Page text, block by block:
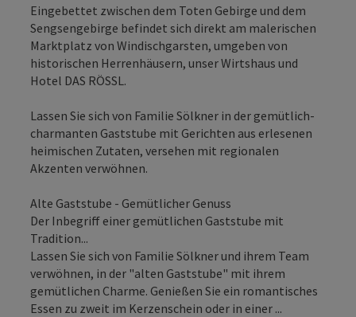
Eingebettet zwischen dem Toten Gebirge und dem
Sengsengebirge befindet sich direkt am malerischen
Marktplatz von Windischgarsten, umgeben von
historischen Herrenhäusern, unser Wirtshaus und
Hotel DAS RÖSSL.
Lassen Sie sich von Familie Sölkner in der gemütlich-
charmanten Gaststube mit Gerichten aus erlesenen
heimischen Zutaten, versehen mit regionalen
Akzenten verwöhnen.
Alte Gaststube - Gemütlicher Genuss
Der Inbegriff einer gemütlichen Gaststube mit
Tradition...
Lassen Sie sich von Familie Sölkner und ihrem Team
verwöhnen, in der "alten Gaststube" mit ihrem
gemütlichen Charme. Genießen Sie ein romantisches
Essen zu zweit im Kerzenschein oder in einer ...